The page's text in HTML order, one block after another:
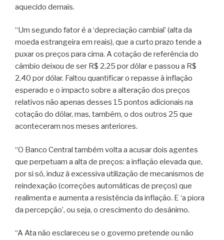
aquecido demais.
“Um segundo fator é a ‘depreciação cambial’ (alta da
moeda estrangeira em reais), que a curto prazo tende a
puxar os preços para cima. A cotação de referência do
câmbio deixou de ser R$ 2,25 por dólar e passou a R$
2,40 por dólar. Faltou quantificar o repasse à inflação
esperado e o impacto sobre a alteração dos preços
relativos não apenas desses 15 pontos adicionais na
cotação do dólar, mas, também, o dos outros 25 que
aconteceram nos meses anteriores.
“O Banco Central também volta a acusar dois agentes
que perpetuam a alta de preços: a inflação elevada que,
por si só, induz à excessiva utilização de mecanismos de
reindexação (correções automáticas de preços) que
realimenta e aumenta a resistência da inflação. E ‘a piora
da percepção’, ou seja, o crescimento do desânimo.
“A Ata não esclareceu se o governo pretende ou não